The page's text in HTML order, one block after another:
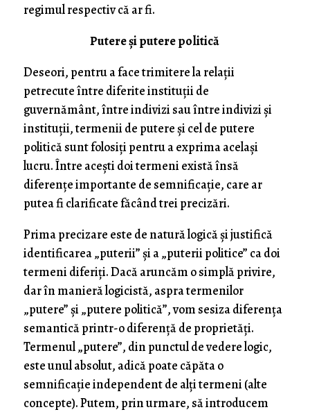
regimul respectiv că ar fi.
Putere şi putere politică
Deseori, pentru a face trimitere la relaţii
petrecute între diferite instituţii de
guvernământ, între indivizi sau între indivizi şi
instituţii, termenii de putere şi cel de putere
politică sunt folosiţi pentru a exprima acelaşi
lucru. Între aceşti doi termeni există însă
diferenţe importante de semnificaţie, care ar
putea fi clarificate făcând trei precizări.
Prima precizare este de natură logică şi justifică
identificarea „puterii” şi a „puterii politice” ca doi
termeni diferiţi. Dacă aruncăm o simplă privire,
dar în manieră logicistă, aspra termenilor
„putere” şi „putere politică”, vom sesiza diferenţa
semantică printr-o diferenţă de proprietăţi.
Termenul „putere”, din punctul de vedere logic,
este unul absolut, adică poate căpăta o
semnificaţie independent de alţi termeni (alte
concepte). Putem, prin urmare, să introducem